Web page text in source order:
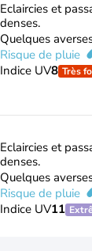
Eclaircies et
denses.
Quelques
Risque de pluie
Indice UV8 Très
Eclaircies et
denses.
Quelques
Risque de pluie
Indice UV11